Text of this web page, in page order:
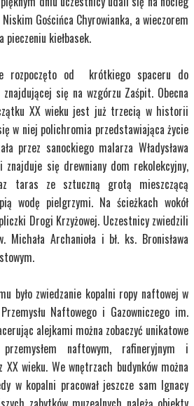
Gościńca Chyrowianka, a wieczorem
kiełbasek.
rozpoczęto od krótkiego spaceru do
się na wzgórzu Zaśpit. Obecna
XX wieku jest już trzecią w historii
w niej polichromia przedstawiająca życie
przez sanockiego malarza Władysława
znajduje się drewniany dom rekolekcyjny,
taras ze sztuczną grotą mieszczącą
wodę pielgrzymi. Na ścieżkach wokół
Drogi Krzyżowej. Uczestnicy zwiedzili
Michała Archanioła i bł. ks. Bronisława
było zwiedzanie kopalni ropy naftowej w
Naftowego i Gazowniczego im.
alejkami można zobaczyć unikatowe
naftowym, rafineryjnym i
XX wieku. We wnętrzach budynków można
w kopalni pracował jeszcze sam Ignacy